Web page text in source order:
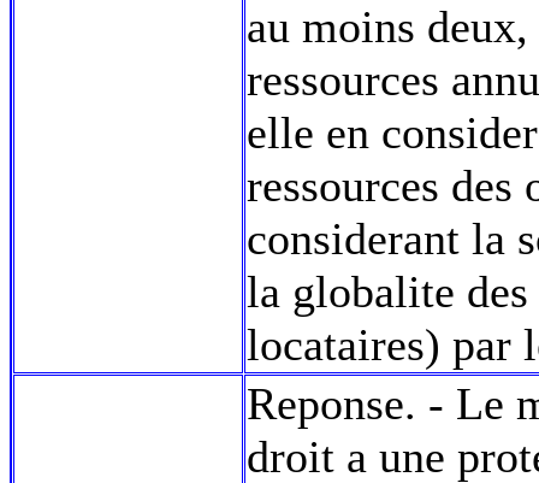
au moins
ressources
elle en
ressources des
considerant la
la globalite des
locataires) par
Reponse. - Le
droit a une